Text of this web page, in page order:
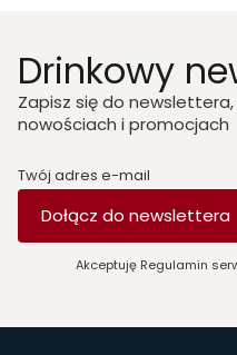
Drinkowy
Zapisz się do
nowościach i promocjach
Twój adres e-mail
Dołącz do newslettera
Akceptuję Regulamin